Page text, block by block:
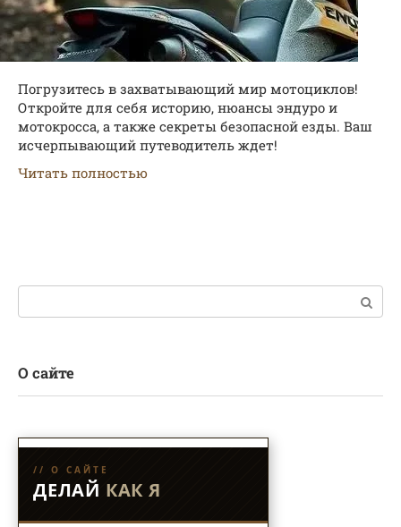
Погрузитесь в захватывающий мир мотоциклов!
Откройте для себя историю, нюансы эндуро и
мотокросса, а также секреты безопасной езды. Ваш
исчерпывающий путеводитель ждет!
Читать полностью
Поиск:
О сайте
// О САЙТЕ
ДЕЛАЙ КАК Я